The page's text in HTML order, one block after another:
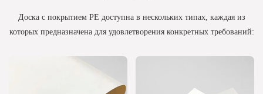
Доска с покрытием PE доступна в нескольких типах, каждая из
которых предназначена для удовлетворения конкретных требований: